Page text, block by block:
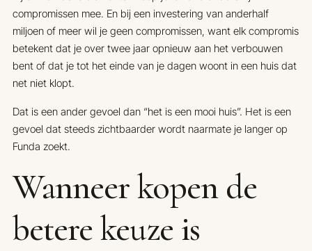
compromissen mee. En bij een investering van anderhalf
miljoen of meer wil je geen compromissen, want elk compromis
betekent dat je over twee jaar opnieuw aan het verbouwen
bent of dat je tot het einde van je dagen woont in een huis dat
net niet klopt.
Dat is een ander gevoel dan “het is een mooi huis”. Het is een
gevoel dat steeds zichtbaarder wordt naarmate je langer op
Funda zoekt.
Wanneer kopen de
betere keuze is